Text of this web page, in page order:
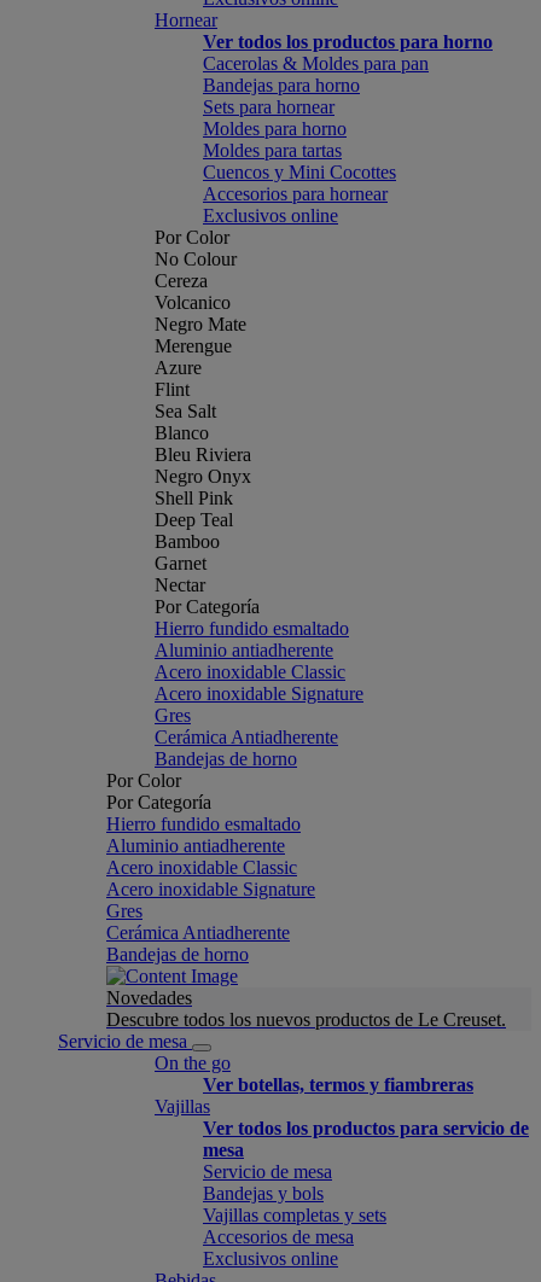
Hornear
Ver todos los productos para horno
Cacerolas & Moldes para pan
Bandejas para horno
Sets para hornear
Moldes para horno
Moldes para tartas
Cuencos y Mini Cocottes
Accesorios para hornear
Exclusivos online
Por Color
No Colour
Cereza
Volcanico
Negro Mate
Merengue
Azure
Flint
Sea Salt
Blanco
Bleu Riviera
Negro Onyx
Shell Pink
Deep Teal
Bamboo
Garnet
Nectar
Por Categoría
Hierro fundido esmaltado
Aluminio antiadherente
Acero inoxidable Classic
Acero inoxidable Signature
Gres
Cerámica Antiadherente
Bandejas de horno
Por Color
Por Categoría
Hierro fundido esmaltado
Aluminio antiadherente
Acero inoxidable Classic
Acero inoxidable Signature
Gres
Cerámica Antiadherente
Bandejas de horno
Novedades
Descubre todos los nuevos productos de Le Creuset.
Servicio de mesa
On the go
Ver botellas, termos y fiambreras
Vajillas
Ver todos los productos para servicio de
mesa
Servicio de mesa
Bandejas y bols
Vajillas completas y sets
Accesorios de mesa
Exclusivos online